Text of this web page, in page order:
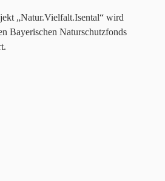
„Natur.Vielfalt.Isental“ wird
Bayerischen Naturschutzfonds